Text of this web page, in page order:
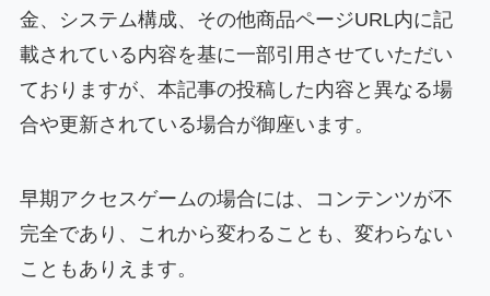
金、システム構成、その他商品ページURL内に記
載されている内容を基に一部引用させていただい
ておりますが、本記事の投稿した内容と異なる場
合や更新されている場合が御座います。
早期アクセスゲームの場合には、コンテンツが不
完全であり、これから変わることも、変わらない
こともありえます。